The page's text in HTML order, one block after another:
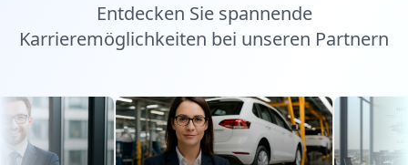
Entdecken Sie spannende
Karrieremöglichkeiten bei unseren Partnern